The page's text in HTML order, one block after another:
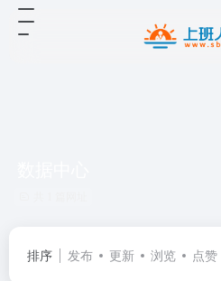
排序 发布 更新 浏览 点赞